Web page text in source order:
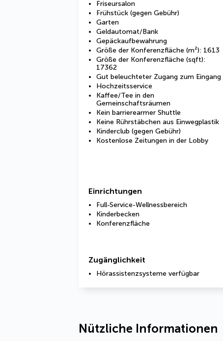
Friseursalon
Frühstück (gegen Gebühr)
Garten
Geldautomat/Bank
Gepäckaufbewahrung
Größe der Konferenzfläche (m²): 1613
Größe der Konferenzfläche (sqft):
17362
Gut beleuchteter Zugang zum Eingang
Hochzeitsservice
Kaffee/Tee in den
Gemeinschaftsräumen
Kein barrierearmer Shuttle
Keine Rührstäbchen aus Einwegplastik
Kinderclub (gegen Gebühr)
Kostenlose Zeitungen in der Lobby
Einrichtungen
Full-Service-Wellnessbereich
Kinderbecken
Konferenzfläche
Zugänglichkeit
Hörassistenzsysteme verfügbar
Nützliche Informationen